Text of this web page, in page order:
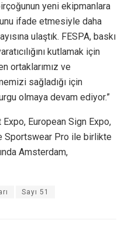
yeni ekipmanlara
ifade etmesiyle daha
ulaştık. FESPA, baskı
kutlamak için
ortaklarımız ve
sağladığı için
olmaya devam ediyor.”
European Sign Expo,
Sportswear Pro ile birlikte
Amsterdam,
Sayı 51